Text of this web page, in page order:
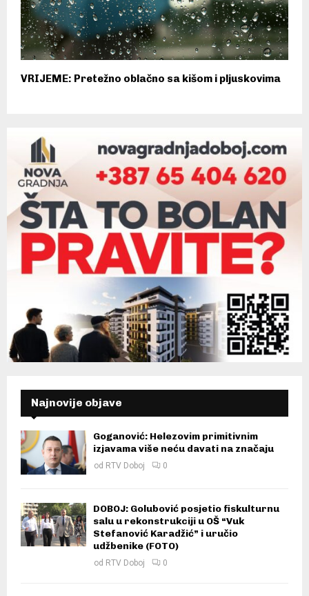
VRIJEME: Pretežno oblačno sa kišom i pljuskovima
Najnovije objave
Goganović: Helezovim primitivnim
izjavama više neću davati na značaju
od RTV Doboj 0
DOBOJ: Golubović posjetio fiskulturnu
salu u rekonstrukciji u OŠ “Vuk
Stefanović Karadžić” i uručio
udžbenike (FOTO)
od RTV Doboj 0